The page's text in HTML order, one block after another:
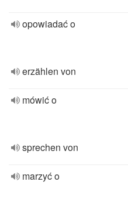
opowiadać o
erzählen von
mówić o
sprechen von
marzyć o